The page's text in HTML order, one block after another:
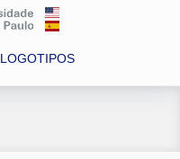
LOGOTIPOS